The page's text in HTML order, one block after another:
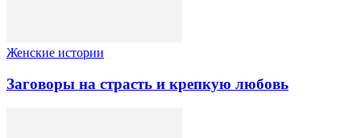
Женские истории
Заговоры на страсть и крепкую любовь